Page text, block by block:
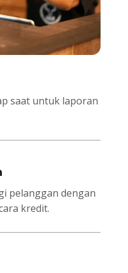
saat untuk laporan
pelanggan dengan
kredit.